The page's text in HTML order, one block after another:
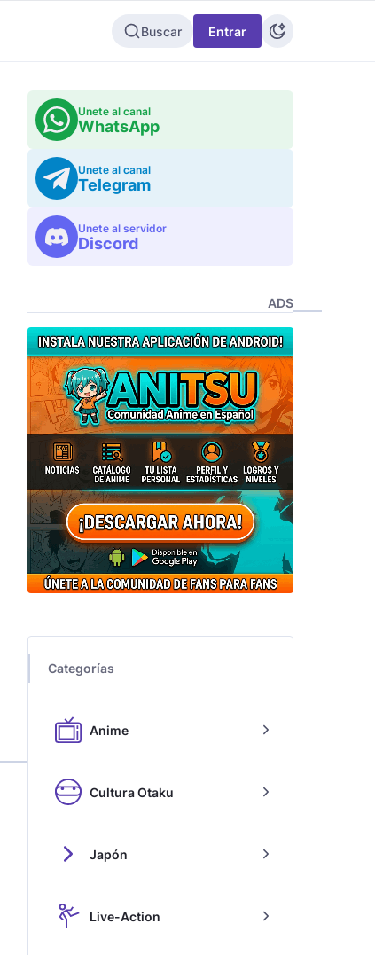
Buscar Entrar
Unete al canal
WhatsApp
Unete al canal
Telegram
Unete al servidor
Discord
ADS
Categorías
Anime
Cultura Otaku
Japón
Live-Action